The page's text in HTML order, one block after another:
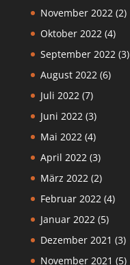
November 2022(2)
Oktober 2022(4)
September 2022(3)
August 2022(6)
Juli 2022(7)
Juni 2022(3)
Mai 2022(4)
April 2022(3)
März 2022(2)
Februar 2022(4)
Januar 2022(5)
Dezember 2021 (3)
November 2021 (5)